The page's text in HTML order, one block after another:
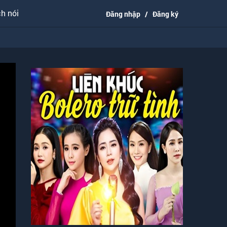
nói Đăng nhập / Đăng ký